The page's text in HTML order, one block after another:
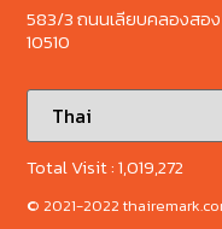
583/3 ถนนเลียบคลองสอ
10510
Total Visit :1,019,272
© 2021-2022